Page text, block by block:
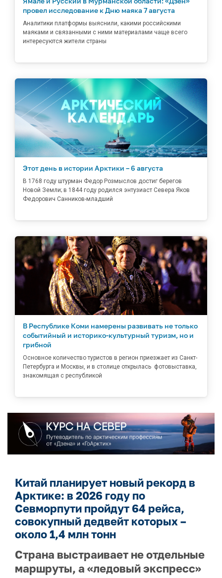
провел исследование к Дню маяка 7 августа
Аналитики платформы выяснили, какими российскими
маяками и связанными с ними материалами чаще всего
интересуются жители страны
Этот день в истории Арктики – 6 августа
В 1768 году штурман Федор Розмыслов достиг берегов
Новой Земли; в 1844 году родился энтузиаст Севера Яков
Федорович Санников-младший
В Республике Коми намерены развивать не только
событийный и историко-культурный туризм, но и
грибной
Основное количество туристов в регион приезжает из Санкт-
Петербурга и Москвы, и в столице открылась фотовыставка,
знакомящая с республикой
Китай планирует новый рекорд в
Арктике: в 2026 году по
Севморпути пройдут 64 рейса,
совокупный дедвейт которых –
около 1,4 млн тонн
Страна выстраивает не отдельные
маршруты, а «ледовый экспресс»